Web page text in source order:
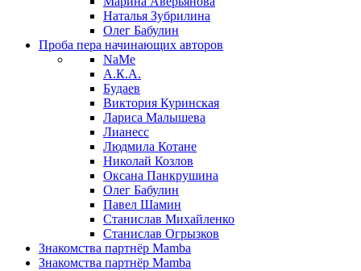
Наталья Зубрилина
Олег Бабулин
Проба пера начинающих авторов
NaMe
А.К.А.
Будаев
Виктория Куринская
Лариса Малышева
Лианесс
Людмила Котане
Николай Козлов
Оксана Панкрушина
Олег Бабулин
Павел Шамин
Станислав Михайленко
Станислав Огрызков
Знакомства партнёр Mamba
Знакомства партнёр Mamba